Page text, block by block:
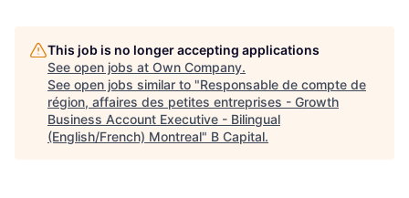
This job is no longer accepting applications
See open jobs at Own Company.
See open jobs similar to "Responsable de compte de
région, affaires des petites entreprises - Growth
Business Account Executive - Bilingual
(English/French) Montreal" B Capital.